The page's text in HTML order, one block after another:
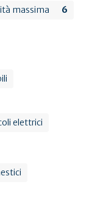
massima 6
elettrici